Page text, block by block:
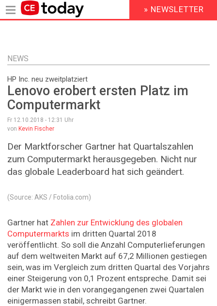
Inhalt
HEADER
MENU
» NEWSLETTER
NEWS
HP Inc. neu zweitplatziert
Lenovo erobert ersten Platz im
Computermarkt
Fr 12.10.2018 - 12:31 Uhr
von Kevin Fischer
Der Marktforscher Gartner hat Quartalszahlen
zum Computermarkt herausgegeben. Nicht nur
das globale Leaderboard hat sich geändert.
(Source: AKS / Fotolia.com)
Gartner hat Zahlen zur Entwicklung des globalen
Computermarkts im dritten Quartal 2018
veröffentlicht. So soll die Anzahl Computerlieferungen
auf dem weltweiten Markt auf 67,2 Millionen gestiegen
sein, was im Vergleich zum dritten Quartal des Vorjahrs
einer Steigerung von 0,1 Prozent entspreche. Damit sei
der Markt wie in den vorangegangenen zwei Quartalen
einigermassen stabil, schreibt Gartner.